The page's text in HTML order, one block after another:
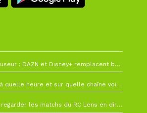
La Liga change de diffuseur : DAZN et Disney+ remplacent beIN Sports !
RC Lens – Villarreal : à quelle heure et sur quelle chaîne voir la finale de la Como Cup ?
Como Cup : comment regarder les matchs du RC Lens en direct ?